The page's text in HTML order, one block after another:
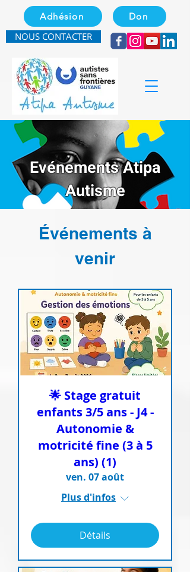
Adhésion Don
NOUS CONTACTER
Evénements Atipa
Autisme
Événements à
venir
🌟 Stage gratuit
enfants 3/5 ans - J4 -
Autonomie &
motricité fine (3 à 5
ans) (1)
ven. 07 août
Plus d'infos
Détails